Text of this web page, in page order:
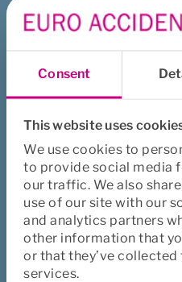
Consent
This website uses
We use cookies to
to provide social media
our traffic. We also
use of our site with our
and analytics partners
other information that
or that they’ve
services.
Hantera oro
När oro är något
kan påverka och
långvarig, kan du
hjälp.